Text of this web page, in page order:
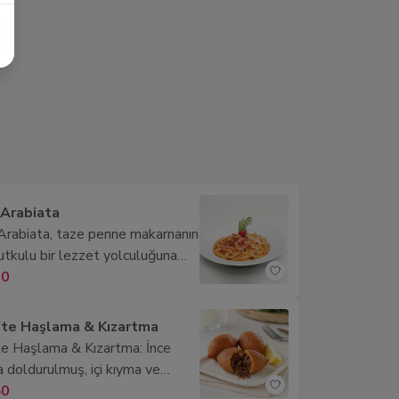
lezzet şöleni bırakır.
taze penne makarnanın
bir lezzet yolculuğuna
domates sosu, zeytinyağı,
hafif baharatlı, zengin ve
bir tat bırakır.
Haşlama & Kızartma
Haşlama & Kızartma: İnce
doldurulmuş, içi kıyma ve
zenginleştirilmiş doyurucu